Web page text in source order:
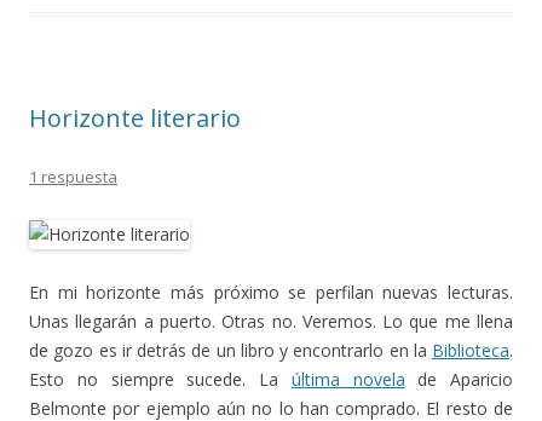
Horizonte literario
1 respuesta
En mi horizonte más próximo se perfilan nuevas lecturas.
Unas llegarán a puerto. Otras no. Veremos. Lo que me llena
de gozo es ir detrás de un libro y encontrarlo en la Biblioteca.
Esto no siempre sucede. La última novela de Aparicio
Belmonte por ejemplo aún no lo han comprado. El resto de